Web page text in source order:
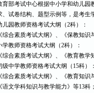
育部考试中心根据中小学和幼儿园
、试卷结构、题型示例等，是考生
儿园教师资格考试大纲（2科）：
综合素质考试大纲》、《保教知识
学教师资格考试大纲（2科）：
综合素质考试大纲》、《教育教学
级中学教师资格考试大纲（15科）：
综合素质考试大纲》、《教育知识
语文学科知识与教学能力》等13科；